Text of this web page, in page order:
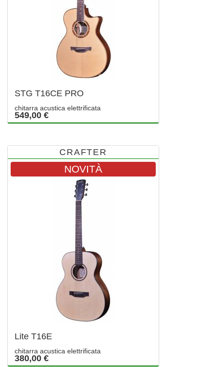
STG T16CE PRO
chitarra acustica elettrificata
549,00 €
CRAFTER
NOVITÀ
Lite T16E
chitarra acustica elettrificata
380,00 €